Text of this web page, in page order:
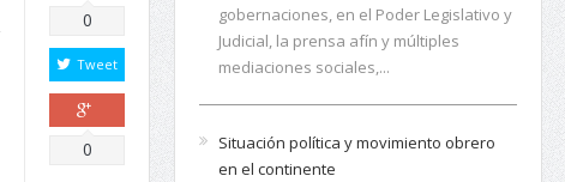
Comparte
0
Tweet
Comparte
0
gobernaciones, en el Poder Legislativo y
Judicial, la prensa afín y múltiples
mediaciones sociales,...
Situación política y movimiento obrero
en el continente